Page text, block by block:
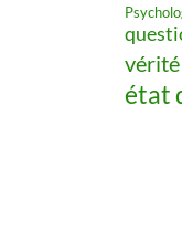
vérité
état